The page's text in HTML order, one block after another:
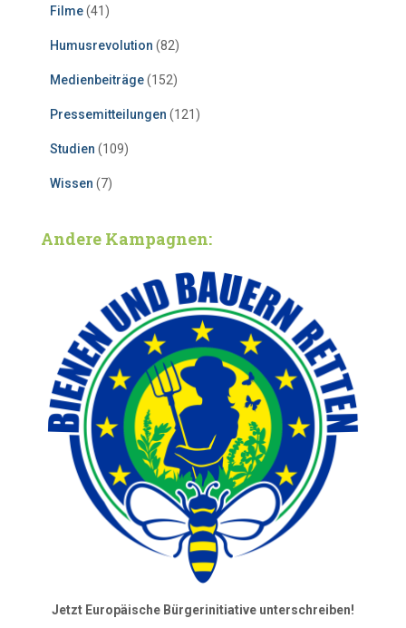
Filme(41)
Humusrevolution (82)
Medienbeiträge(152)
Pressemitteilungen (121)
Studien (109)
Wissen (7)
Andere Kampagnen:
Jetzt Europäische Bürgerinitiative unterschreiben!